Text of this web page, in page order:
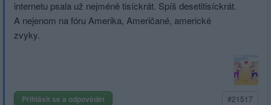
internetu psala už nejméně tisíckrát. Spíš desetitisíckrát.
A nejenom na fóru Amerika, Američané, americké
zvyky.
Přihlásit se a odpovědět #21517